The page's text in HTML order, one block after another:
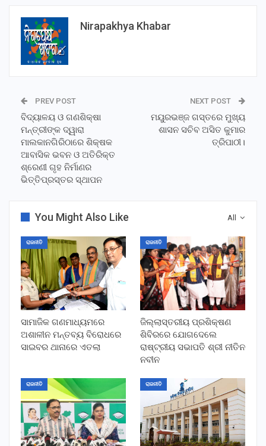
Nirapakhya Khabar
PREV POST
ବିଦ୍ୟାଳୟ ଓ ଗଣଶିକ୍ଷା
ମନ୍ତ୍ରୀଙ୍କ ଦ୍ୱାରା
ମାଲକାନଗିରିଠାରେ ଶିକ୍ଷକ
ଆବାସିକ ଭବନ ଓ ଅତିରିକ୍ତ
ଶ୍ରେଣୀ ଗୃହ ନିର୍ମାଣର
ଭିତ୍ତିପ୍ରସ୍ତର ସ୍ଥାପନ
NEXT POST
ମୟୁରଭଞ୍ଜ ଗସ୍ତରେ ମୁଖ୍ୟ
ଶାସନ ସଚିବ ଅସିତ କୁମାର
ତ୍ରିପାଠୀ।
All
You Might Also Like
ରାଜନୀତି
ସାମାଜିକ ଗଣମାଧ୍ୟମରେ
ଅଶାଳୀନ ମନ୍ତବ୍ୟ ବିରୋଧରେ
ସାଇବର ଥାନାରେ ଏତଲା
ରାଜନୀତି
ଜିଲ୍ଲାସ୍ତରୀୟ ପ୍ରଶିକ୍ଷଣ
ଶିବିରରେ ଯୋଗଦେଲେ
ରାଷ୍ଟ୍ରୀୟ ସଭାପତି ଶ୍ରୀ ନୀତିନ
ନବୀନ
ରାଜନୀତି ରାଜନୀତି